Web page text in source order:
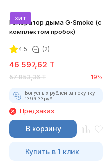
хит
Генератор дыма G-Smoke (c
комплектом пробок)
4.5 (2)
46 597,62 T
57 853,36 T -19%
Бонусных рублей за покупку:
1399.33руб.
Предзаказ
В корзину
Купить в 1 клик